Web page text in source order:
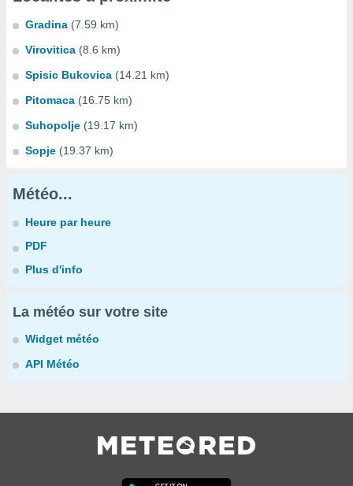
Gradina (7.59 km)
Virovitica (8.6 km)
Spisic Bukovica (14.21 km)
Pitomaca (16.75 km)
Suhopolje (19.17 km)
Sopje (19.37 km)
Météo...
Heure par heure
PDF
Plus d'info
La météo sur votre site
Widget météo
API Météo